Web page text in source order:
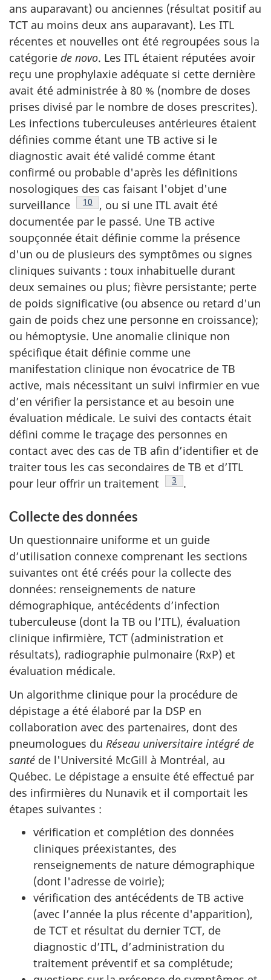
ans auparavant) ou anciennes (résultat positif au
TCT au moins deux ans auparavant). Les ITL
récentes et nouvelles ont été regroupées sous la
catégorie de novo. Les ITL étaient réputées avoir
reçu une prophylaxie adéquate si cette dernière
avait été administrée à 80 % (nombre de doses
prises divisé par le nombre de doses prescrites).
Les infections tuberculeuses antérieures étaient
définies comme étant une TB active si le
diagnostic avait été validé comme étant
confirmé ou probable d'après les définitions
nosologiques des cas faisant l'objet d'une
surveillance
Footnote
10
, ou si une ITL avait été
documentée par le passé. Une TB active
soupçonnée était définie comme la présence
d'un ou de plusieurs des symptômes ou signes
cliniques suivants : toux inhabituelle durant
deux semaines ou plus; fièvre persistante; perte
de poids significative (ou absence ou retard d'un
gain de poids chez une personne en croissance);
ou hémoptysie. Une anomalie clinique non
spécifique était définie comme une
manifestation clinique non évocatrice de TB
active, mais nécessitant un suivi infirmier en vue
d’en vérifier la persistance et au besoin une
évaluation médicale. Le suivi des contacts était
défini comme le traçage des personnes en
contact avec des cas de TB afin d’identifier et de
traiter tous les cas secondaires de TB et d’ITL
pour leur offrir un traitement
Footnote
3 .
Collecte des données
Un questionnaire uniforme et un guide
d’utilisation connexe comprenant les sections
suivantes ont été créés pour la collecte des
données: renseignements de nature
démographique, antécédents d’infection
tuberculeuse (dont la TB ou l’ITL), évaluation
clinique infirmière, TCT (administration et
résultats), radiographie pulmonaire (RxP) et
évaluation médicale.
Un algorithme clinique pour la procédure de
dépistage a été élaboré par la DSP en
collaboration avec des partenaires, dont des
pneumologues du Réseau universitaire intégré de
santé de l'Université McGill à Montréal, au
Québec. Le dépistage a ensuite été effectué par
des infirmières du Nunavik et il comportait les
étapes suivantes :
vérification et complétion des données
cliniques préexistantes, des
renseignements de nature démographique
(dont l'adresse de voirie);
vérification des antécédents de TB active
(avec l’année la plus récente d'apparition),
de TCT et résultat du dernier TCT, de
diagnostic d’ITL, d’administration du
traitement préventif et sa complétude;